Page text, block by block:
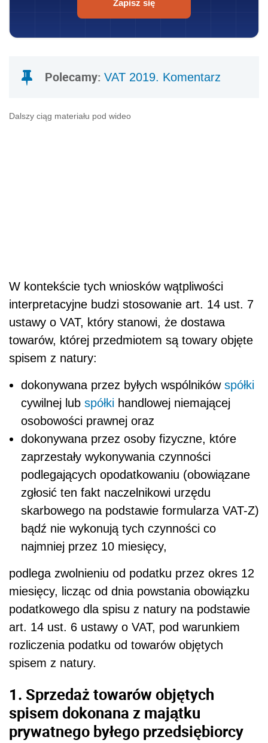
Zapisz się
Polecamy: VAT 2019. Komentarz
Dalszy ciąg materiału pod wideo
W kontekście tych wniosków wątpliwości
interpretacyjne budzi stosowanie art. 14 ust. 7
ustawy o VAT, który stanowi, że dostawa
towarów, której przedmiotem są towary objęte
spisem z natury:
dokonywana przez byłych wspólników spółki
cywilnej lub spółki handlowej niemającej
osobowości prawnej oraz
dokonywana przez osoby fizyczne, które
zaprzestały wykonywania czynności
podlegających opodatkowaniu (obowiązane
zgłosić ten fakt naczelnikowi urzędu
skarbowego na podstawie formularza VAT-Z)
bądź nie wykonują tych czynności co
najmniej przez 10 miesięcy,
podlega zwolnieniu od podatku przez okres 12
miesięcy, licząc od dnia powstania obowiązku
podatkowego dla spisu z natury na podstawie
art. 14 ust. 6 ustawy o VAT, pod warunkiem
rozliczenia podatku od towarów objętych
spisem z natury.
1. Sprzedaż towarów objętych
spisem dokonana z majątku
prywatnego byłego przedsiębiorcy